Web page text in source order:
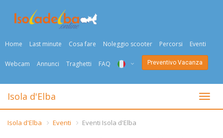
Home Last minute Cosa fare Noleggio scooter Percorsi Eventi
Webcam Annunci Traghetti FAQ
ENG
Preventivo Vacanza
Togli
Isola d'Elba
Isola d'Elba Eventi Eventi Isola d'Elba